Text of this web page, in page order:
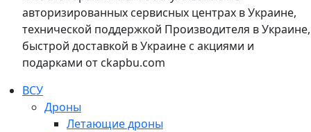
авторизированных сервисных центрах в Украине,
технической поддержкой Производителя в Украине,
быстрой доставкой в Украине с акциями и
подарками от ckapbu.com
ВСУ
Дроны
Летающие дроны